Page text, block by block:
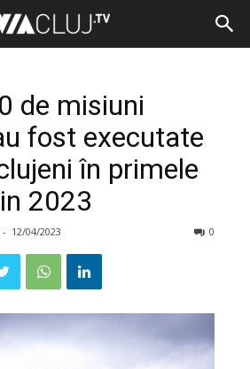
de misiuni
fost executate
în primele
2023
- 12/04/2023 0